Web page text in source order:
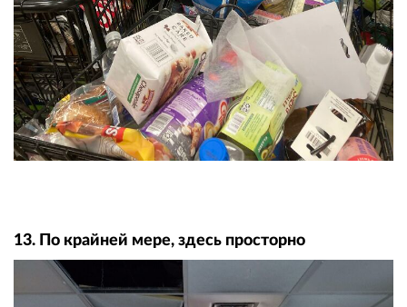
13. По крайней мере, здесь просторно